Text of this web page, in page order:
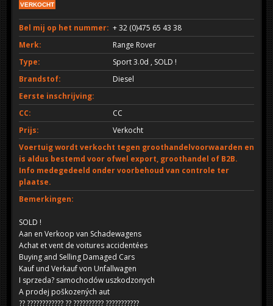
VERKOCHT
Bel mij op het nummer: + 32 (0)475 65 43 38
Merk:
Range Rover
Type:
Sport 3.0d , SOLD !
Brandstof:
Diesel
Eerste inschrijving:
CC:
CC
Prijs:
Verkocht
Voertuig wordt verkocht tegen groothandelvoorwaarden en
is aldus bestemd voor ofwel export, groothandel of B2B.
Info medegedeeld onder voorbehoud van controle ter
plaatse.
Bemerkingen:
SOLD !
Aan en Verkoop van Schadewagens
Achat et vent de voitures accidentées
Buying and Selling Damaged Cars
Kauf und Verkauf von Unfallwagen
I sprzeda? samochodów uszkodzonych
A prodej poškozených aut
?? ???????????? ?? ?????????? ???????????